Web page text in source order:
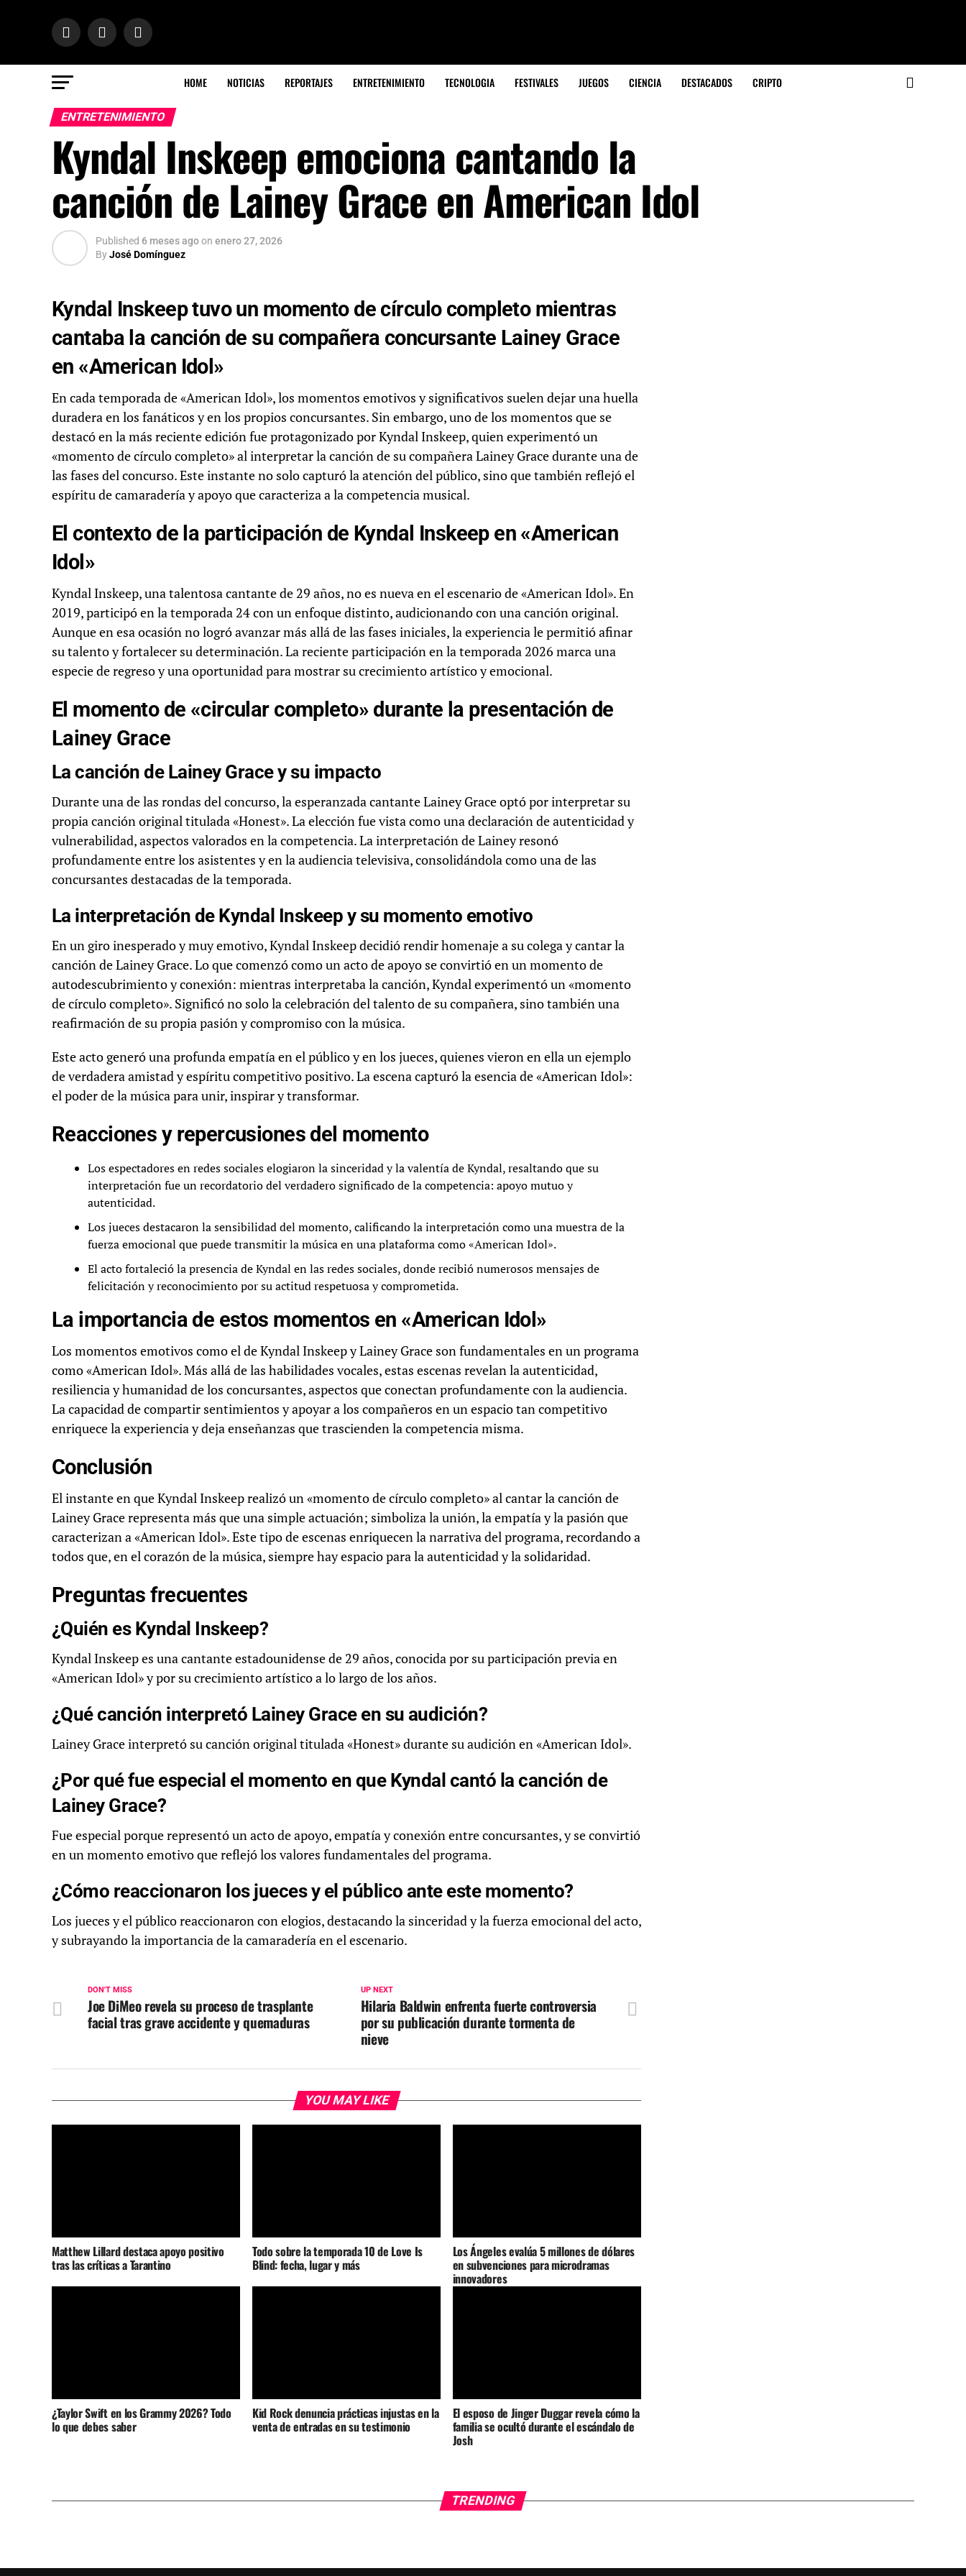
HOME NOTICIAS REPORTAJES ENTRETENIMIENTO TECNOLOGIA FESTIVALES JUEGOS CIENCIA DESTACADOS CRIPTO
ENTRETENIMIENTO
Kyndal Inskeep emociona cantando la
canción de Lainey Grace en American Idol
Published 6 meses agoon enero 27, 2026
ByJosé Domínguez
Kyndal Inskeep tuvo un momento de círculo completo mientras
cantaba la canción de su compañera concursante Lainey Grace
en «American Idol»
En cada temporada de «American Idol», los momentos emotivos y significativos suelen dejar una huella
duradera en los fanáticos y en los propios concursantes. Sin embargo, uno de los momentos que se
destacó en la más reciente edición fue protagonizado por Kyndal Inskeep, quien experimentó un
«momento de círculo completo» al interpretar la canción de su compañera Lainey Grace durante una de
las fases del concurso. Este instante no solo capturó la atención del público, sino que también reflejó el
espíritu de camaradería y apoyo que caracteriza a la competencia musical.
El contexto de la participación de Kyndal Inskeep en «American
Idol»
Kyndal Inskeep, una talentosa cantante de 29 años, no es nueva en el escenario de «American Idol». En
2019, participó en la temporada 24 con un enfoque distinto, audicionando con una canción original.
Aunque en esa ocasión no logró avanzar más allá de las fases iniciales, la experiencia le permitió afinar
su talento y fortalecer su determinación. La reciente participación en la temporada 2026 marca una
especie de regreso y una oportunidad para mostrar su crecimiento artístico y emocional.
El momento de «circular completo» durante la presentación de
Lainey Grace
La canción de Lainey Grace y su impacto
Durante una de las rondas del concurso, la esperanzada cantante Lainey Grace optó por interpretar su
propia canción original titulada «Honest». La elección fue vista como una declaración de autenticidad y
vulnerabilidad, aspectos valorados en la competencia. La interpretación de Lainey resonó
profundamente entre los asistentes y en la audiencia televisiva, consolidándola como una de las
concursantes destacadas de la temporada.
La interpretación de Kyndal Inskeep y su momento emotivo
En un giro inesperado y muy emotivo, Kyndal Inskeep decidió rendir homenaje a su colega y cantar la
canción de Lainey Grace. Lo que comenzó como un acto de apoyo se convirtió en un momento de
autodescubrimiento y conexión: mientras interpretaba la canción, Kyndal experimentó un «momento
de círculo completo». Significó no solo la celebración del talento de su compañera, sino también una
reafirmación de su propia pasión y compromiso con la música.
Este acto generó una profunda empatía en el público y en los jueces, quienes vieron en ella un ejemplo
de verdadera amistad y espíritu competitivo positivo. La escena capturó la esencia de «American Idol»:
el poder de la música para unir, inspirar y transformar.
Reacciones y repercusiones del momento
Los espectadores en redes sociales elogiaron la sinceridad y la valentía de Kyndal, resaltando que su
interpretació­n fue un recordatorio del verdadero significado de la competencia: apoyo mutuo y
autenticidad.
Los jueces destacaron la sensibilidad del momento, calificando la interpretación como una muestra de la
fuerza emocional que puede transmitir la música en una plataforma como «American Idol».
El acto fortaleció la presencia de Kyndal en las redes sociales, donde recibió numerosos mensajes de
felicitación y reconocimiento por su actitud respetuosa y comprometida.
La importancia de estos momentos en «American Idol»
Los momentos emotivos como el de Kyndal Inskeep y Lainey Grace son fundamentales en un programa
como «American Idol». Más allá de las habilidades vocales, estas escenas revelan la autenticidad,
resiliencia y humanidad de los concursantes, aspectos que conectan profundamente con la audiencia.
La capacidad de compartir sentimientos y apoyar a los compañeros en un espacio tan competitivo
enriquece la experiencia y deja enseñanzas que trascienden la competencia misma.
Conclusión
El instante en que Kyndal Inskeep realizó un «momento de círculo completo» al cantar la canción de
Lainey Grace representa más que una simple actuación; simboliza la unión, la empatía y la pasión que
caracterizan a «American Idol». Este tipo de escenas enriquecen la narrativa del programa, recordando a
todos que, en el corazón de la música, siempre hay espacio para la autenticidad y la solidaridad.
Preguntas frecuentes
¿Quién es Kyndal Inskeep?
Kyndal Inskeep es una cantante estadounidense de 29 años, conocida por su participación previa en
«American Idol» y por su crecimiento artístico a lo largo de los años.
¿Qué canción interpretó Lainey Grace en su audición?
Lainey Grace interpretó su canción original titulada «Honest» durante su audición en «American Idol».
¿Por qué fue especial el momento en que Kyndal cantó la canción de
Lainey Grace?
Fue especial porque representó un acto de apoyo, empatía y conexión entre concursantes, y se convirtió
en un momento emotivo que reflejó los valores fundamentales del programa.
¿Cómo reaccionaron los jueces y el público ante este momento?
Los jueces y el público reaccionaron con elogios, destacando la sinceridad y la fuerza emocional del acto,
y subrayando la importancia de la camaradería en el escenario.
UP NEXT
Hilaria Baldwin enfrenta fuerte controversia
por su publicación durante tormenta de
nieve
DON'T MISS
Joe DiMeo revela su proceso de trasplante
facial tras grave accidente y quemaduras
YOU MAY LIKE
Matthew Lillard destaca apoyo positivo
tras las críticas a Tarantino
Todo sobre la temporada 10 de Love Is
Blind: fecha, lugar y más
Los Ángeles evalúa 5 millones de dólares
en subvenciones para microdramas
innovadores
¿Taylor Swift en los Grammy 2026? Todo
lo que debes saber
Kid Rock denuncia prácticas injustas en la
venta de entradas en su testimonio
El esposo de Jinger Duggar revela cómo la
familia se ocultó durante el escándalo de
Josh
TRENDING